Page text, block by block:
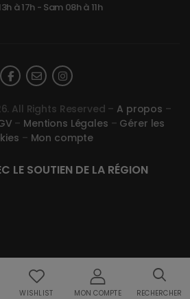
à 17h - Sam 08h à 11h
All Rights Reserved – A propos –
– Mentions Légales – Gérer les
– Mon compte
LE SOUTIEN DE LA RÉGION
WISHLIST MON COMPTE RECHERCHER